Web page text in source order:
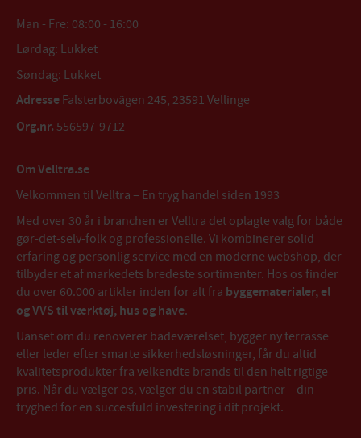
Man - Fre: 08:00 - 16:00
Lørdag: Lukket
Søndag: Lukket
Adresse Falsterbovägen 245, 23591 Vellinge
Org.nr. 556597-9712
Om Velltra.se
Velkommen til Velltra – En tryg handel siden 1993
Med over 30 år i branchen er Velltra det oplagte valg for både
gør-det-selv-folk og professionelle. Vi kombinerer solid
erfaring og personlig service med en moderne webshop, der
tilbyder et af markedets bredeste sortimenter. Hos os finder
du over 60.000 artikler inden for alt fra byggematerialer, el
og VVS til værktøj, hus og have.
Uanset om du renoverer badeværelset, bygger ny terrasse
eller leder efter smarte sikkerhedsløsninger, får du altid
kvalitetsprodukter fra velkendte brands til den helt rigtige
pris. Når du vælger os, vælger du en stabil partner – din
tryghed for en succesfuld investering i dit projekt.